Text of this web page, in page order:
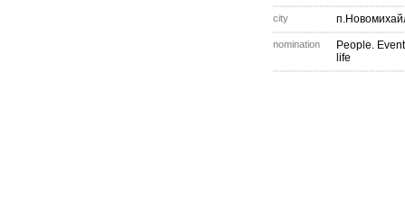
city
nomination
People.
life